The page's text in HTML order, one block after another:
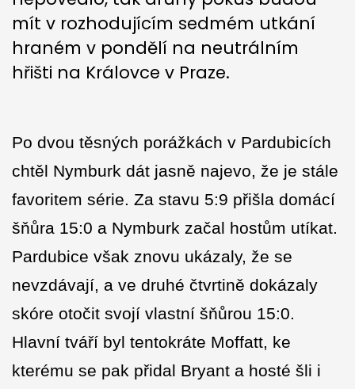
mít v rozhodujícím sedmém utkání
hraném v pondělí na neutrálním
hřišti na Královce v Praze.
Po dvou těsných porážkách v Pardubicích
chtěl Nymburk dát jasně najevo, že je stále
favoritem série. Za stavu 5:9 přišla domácí
šňůra 15:0 a Nymburk začal hostům utíkat.
Pardubice však znovu ukázaly, že se
nevzdávají, a ve druhé čtvrtině dokázaly
skóre otočit svojí vlastní šňůrou 15:0.
Hlavní tváří byl tentokráte Moffatt, ke
kterému se pak přidal Bryant a hosté šli i